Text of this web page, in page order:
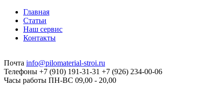
Главная
Статьи
Наш сервис
Контакты
Почта info@pilomaterial-stroi.ru
Телефоны +7 (910) 191-31-31 +7 (926) 234-00-06
Часы работы ПН-ВС 09,00 - 20,00